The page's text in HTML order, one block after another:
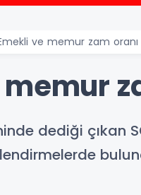
ve memur zam
dediği çıkan